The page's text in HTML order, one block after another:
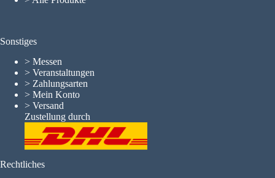
Sonstiges
> Messen
> Veranstaltungen
> Zahlungsarten
> Mein Konto
> Versand
Zustellung durch
Rechtliches